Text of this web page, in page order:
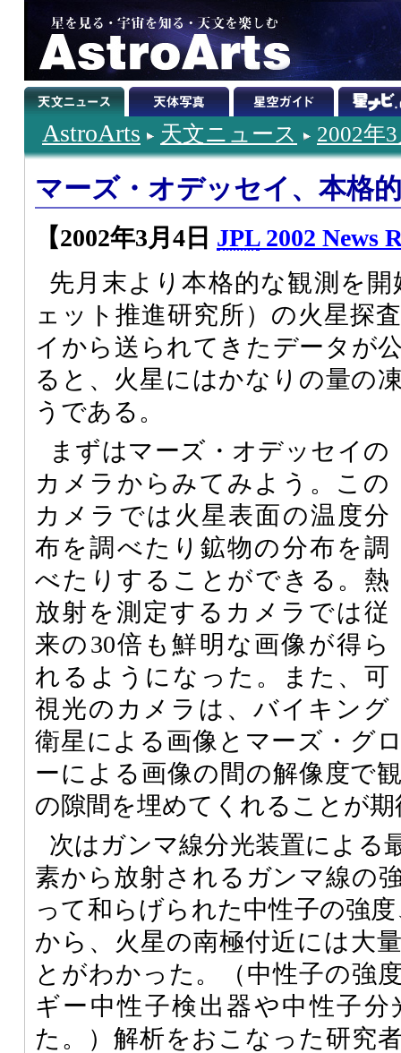
AstroArts 天文ニュース 2002年
マーズ・オデッセイ、本格
【2002年3月4日 JPL2002 News
先月末より本格的な観測を開
ェット推進研究所）の火星探
イから送られてきたデータが
ると、火星にはかなりの量の
うである。
まずはマーズ・オデッセイの
カメラからみてみよう。この
カメラでは火星表面の温度分
布を調べたり鉱物の分布を調
べたりすることができる。熱
放射を測定するカメラでは従
来の30倍も鮮明な画像が得ら
れるようになった。また、可
視光のカメラは、バイキング
衛星による画像とマーズ・グ
ーによる画像の間の解像度で
の隙間を埋めてくれることが
次はガンマ線分光装置による
素から放射されるガンマ線の
って和らげられた中性子の強
から、火星の南極付近には大
とがわかった。（中性子の強
ギー中性子検出器や中性子
た。）解析をおこなった研究